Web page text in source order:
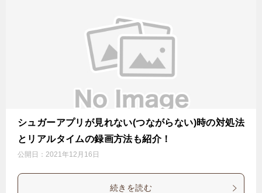
シュガーアプリが見れない(つながらない)時の対処法
とリアルタイムの録画方法も紹介！
公開日： 2021年12月16日
続きを読む